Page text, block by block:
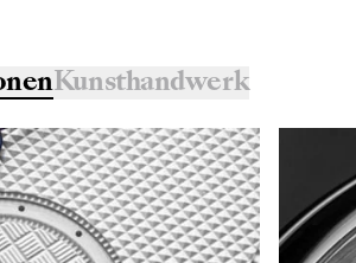
Kunsthandwerk